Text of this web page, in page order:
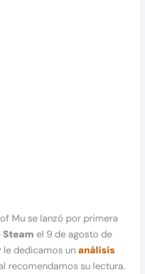
Mu se lanzó por primera
Steam el 9 de agosto de
le dedicamos unanálisis
recomendamos su lectura.